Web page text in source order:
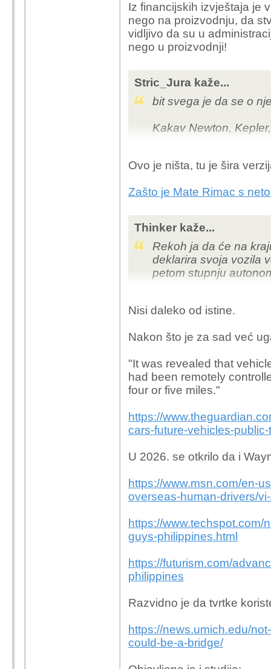
Iz financijskih izvještaja je
nego na proizvodnju, da
vidljivo da su u
nego u proizvodnji!
Stric_Jura kaže...
bit svega je da se o
Kakav Newton,
BeeMVe kockica for
Ovo je ništa, tu je šira
Zašto je Mate Rimac s
Thinker kaže...
Rekoh ja da će na
deklarira svoja vozila
petom stupnju
Nisi daleko od istine.
Nakon što je za sad već
"It was revealed that
had been remotely
four or five miles."
https://
cars-future-vehicles-
U 2026. se otkrilo da i
https://www.msn.com/en-
overseas-human-drivers/
https://www.techspot.com/
guys-philippines.html
https://futurism.com/
philippines
Razvidno je da tvrtke
https://news.umich.edu/
could-be-a-bridge/